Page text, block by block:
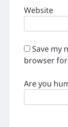
Website
Save my
browser
Are you